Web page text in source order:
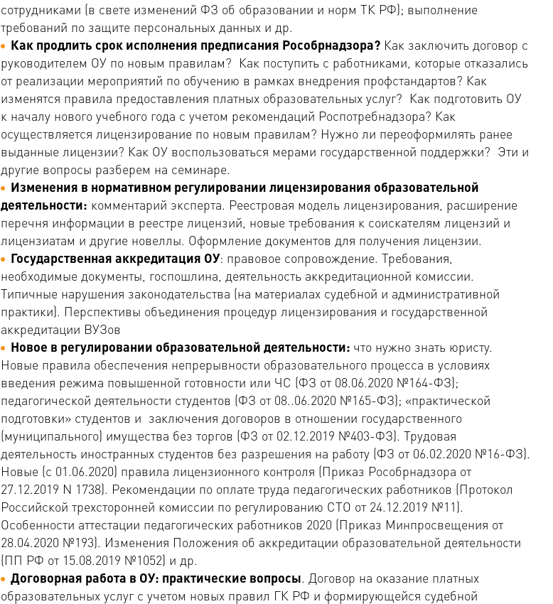
сотрудниками (в свете изменений ФЗ об образовании и норм ТК РФ); выполнение
требований по защите персональных данных и др.
Как продлить срок исполнения предписания Рособрнадзора? Как заключить договор с
руководителем ОУ по новым правилам? Как поступить с работниками, которые отказались
от реализации мероприятий по обучению в рамках внедрения профстандартов? Как
изменятся правила предоставления платных образовательных услуг? Как подготовить ОУ
к началу нового учебного года с учетом рекомендаций Роспотребнадзора? Как
осуществляется лицензирование по новым правилам? Нужно ли переоформилять ранее
выданные лицензии? Как ОУ воспользоваться мерами государственной поддержки? Эти и
другие вопросы разберем на семинаре.
Изменения в нормативном регулировании лицензирования образовательной
деятельности: комментарий эксперта. Реестровая модель лицензирования, расширение
перечня информации в реестре лицензий, новые требования к соискателям лицензий и
лицензиатам и другие новеллы. Оформление документов для получения лицензии.
Государственная аккредитация ОУ: правовое сопровождение. Требования,
необходимые документы, госпошлина, деятельность аккредитационной комиссии.
Типичные нарушения законодательства (на материалах судебной и административной
практики). Перспективы объединения процедур лицензирования и государственной
аккредитации ВУЗов
Новое в регулировании образовательной деятельности: что нужно знать юристу.
Новые правила обеспечения непрерывности образовательного процесса в условиях
введения режима повышенной готовности или ЧС (ФЗ от 08.06.2020 №164-ФЗ);
педагогической деятельности студентов (ФЗ от 08..06.2020 №165-ФЗ); «практической
подготовки» студентов и заключения договоров в отношении государственного
(муниципального) имущества без торгов (ФЗ от 02.12.2019 №403-ФЗ). Трудовая
деятельность иностранных студентов без разрешения на работу (ФЗ от 06.02.2020 №16-ФЗ).
Новые (с 01.06.2020) правила лицензионного контроля (Приказ Рособрнадзора от
27.12.2019 N 1738). Рекомендации по оплате труда педагогических работников (Протокол
Российской трехсторонней комиссии по регулированию СТО от 24.12.2019 №11).
Особенности аттестации педагогических работников 2020 (Приказ Минпросвещения от
28.04.2020 №193). Изменения Положения об аккредитации образовательной деятельности
(ПП РФ от 15.08.2019 №1052) и др.
Договорная работа в ОУ: практические вопросы. Договор на оказание платных
образовательных услуг с учетом новых правил ГК РФ и формирующейся судебной